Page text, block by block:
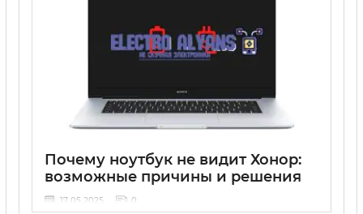
Почему ноутбук не видит Хонор:
возможные причины и решения
17 05 2025 0